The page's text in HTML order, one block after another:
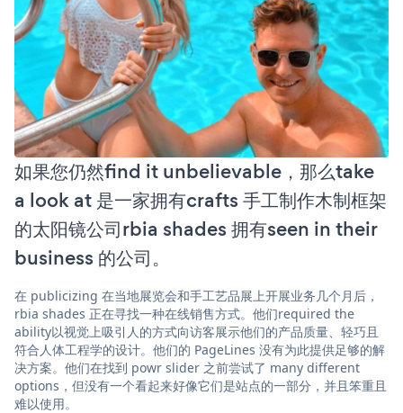
如果您仍然find it unbelievable，那么take
a look at 是一家拥有crafts 手工制作木制框架
的太阳镜公司rbia shades 拥有seen in their
business 的公司。
在 publicizing 在当地展览会和手工艺品展上开展业务几个月后，
rbia shades 正在寻找一种在线销售方式。他们required the
ability以视觉上吸引人的方式向访客展示他们的产品质量、轻巧且
符合人体工程学的设计。他们的 PageLines 没有为此提供足够的解
决方案。他们在找到 powr slider 之前尝试了 many different
options，但没有一个看起来好像它们是站点的一部分，并且笨重且
难以使用。